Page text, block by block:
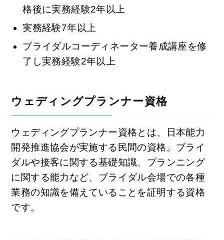
格後に実務経験2年以上
実務経験7年以上
ブライダルコーディネーター養成講座を修
了し実務経験2年以上
ウェディングプランナー資格
ウェディングプランナー資格とは、日本能力
開発推進協会が実施する民間の資格。ブライ
ダルや接客に関する基礎知識、プランニング
に関する能力など、ブライダル会場での各種
業務の知識を備えていることを証明する資格
です。